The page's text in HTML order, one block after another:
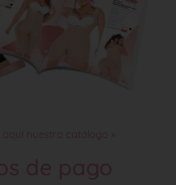
nuestro catálogo »
de pago